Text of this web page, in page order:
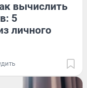
вычислить
5
личного